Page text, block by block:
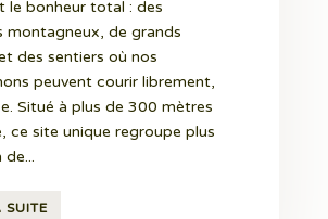
le bonheur total : des
montagneux, de grands
des sentiers où nos
peuvent courir librement,
Situé à plus de 300 mètres
ce site unique regroupe plus
SUITE